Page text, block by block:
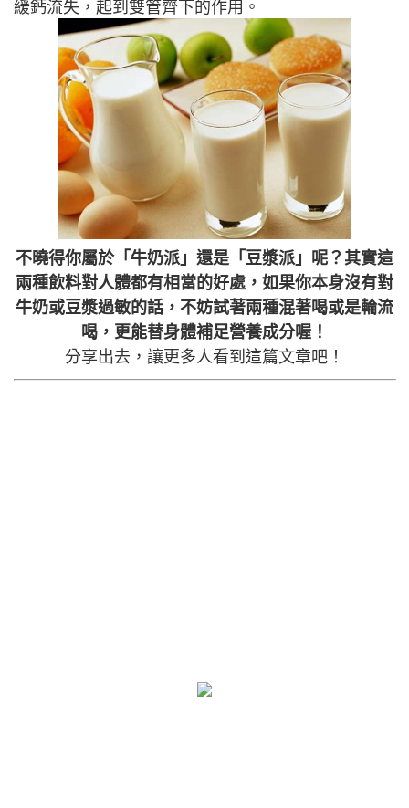
緩鈣流失，起到雙管齊下的作用。
不曉得你屬於「牛奶派」還是「豆漿派」呢？其實這
兩種飲料對人體都有相當的好處，如果你本身沒有對
牛奶或豆漿過敏的話，不妨試著兩種混著喝或是輪流
喝，更能替身體補足營養成分喔！
分享出去，讓更多人看到這篇文章吧！